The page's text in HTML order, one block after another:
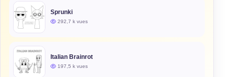
Sprunki
292,7 k vues
Italian Brainrot
197,5 k vues